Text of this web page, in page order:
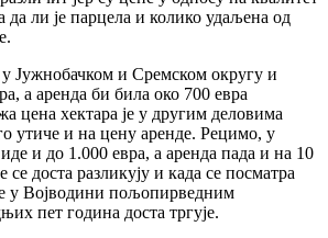
да ли је парцела и колико удаљена од
у Јужнобачком и Сремском округу и
а аренда би била око 700 евра
хектара је у другим деловима
утиче и на цену аренде. Рецимо, у
и до 1.000 евра, а аренда пада и на 10
се доста разликују и када се посматра
у Војводини пољопирведним
пет година доста тргује.